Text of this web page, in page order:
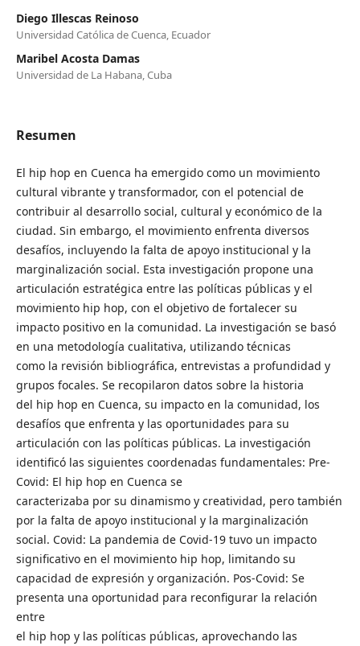
Diego Illescas Reinoso
Universidad Católica de Cuenca, Ecuador
Maribel Acosta Damas
Universidad de La Habana, Cuba
Resumen
El hip hop en Cuenca ha emergido como un movimiento
cultural vibrante y transformador, con el potencial de
contribuir al desarrollo social, cultural y económico de la
ciudad. Sin embargo, el movimiento enfrenta diversos
desafíos, incluyendo la falta de apoyo institucional y la
marginalización social. Esta investigación propone una
articulación estratégica entre las políticas públicas y el
movimiento hip hop, con el objetivo de fortalecer su
impacto positivo en la comunidad. La investigación se basó
en una metodología cualitativa, utilizando técnicas
como la revisión bibliográfica, entrevistas a profundidad y
grupos focales. Se recopilaron datos sobre la historia
del hip hop en Cuenca, su impacto en la comunidad, los
desafíos que enfrenta y las oportunidades para su
articulación con las políticas públicas. La investigación
identificó las siguientes coordenadas fundamentales: Pre-
Covid: El hip hop en Cuenca se
caracterizaba por su dinamismo y creatividad, pero también
por la falta de apoyo institucional y la marginalización
social. Covid: La pandemia de Covid-19 tuvo un impacto
significativo en el movimiento hip hop, limitando su
capacidad de expresión y organización. Pos-Covid: Se
presenta una oportunidad para reconfigurar la relación
entre
el hip hop y las políticas públicas, aprovechando las